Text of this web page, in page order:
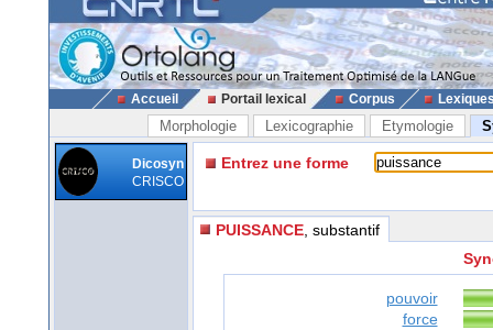
Accueil Portail lexical Corpus
Morphologie Lexicographie Etymologie
Dicosyn
CRISCO
Entrez une forme
PUISSANCE , substantif
pouvoir
force